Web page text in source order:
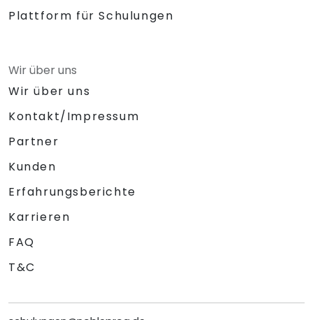
Plattform für Schulungen
Wir über uns
Wir über uns
Kontakt/Impressum
Partner
Kunden
Erfahrungsberichte
Karrieren
FAQ
T&C